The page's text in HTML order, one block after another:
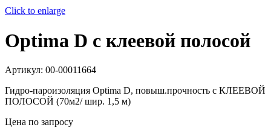
Click to enlarge
Optima D с клеевой полосой
Артикул: 00-00011664
Гидро-пароизоляция Optima D, повыш.прочность с КЛЕЕВОЙ
ПОЛОСОЙ (70м2/ шир. 1,5 м)
Цена по запросу